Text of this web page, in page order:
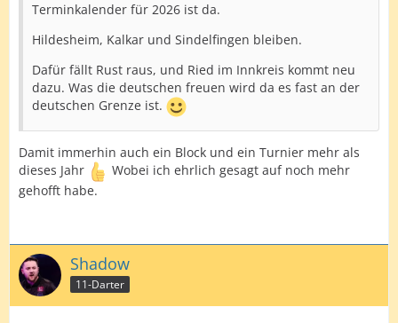
Terminkalender für 2026 ist da.
Hildesheim, Kalkar und Sindelfingen bleiben.
Dafür fällt Rust raus, und Ried im Innkreis kommt neu
dazu. Was die deutschen freuen wird da es fast an der
deutschen Grenze ist.
Damit immerhin auch ein Block und ein Turnier mehr als
dieses Jahr
Wobei ich ehrlich gesagt auf noch mehr
gehofft habe.
Shadow
11-Darter